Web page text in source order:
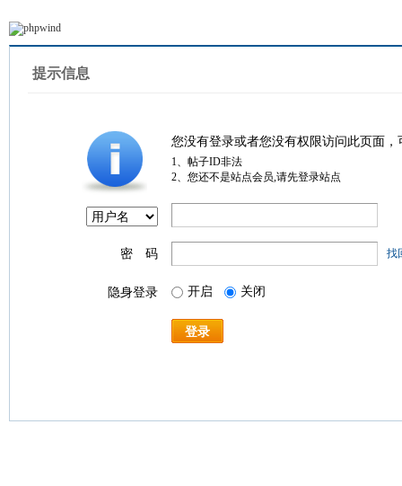
提示信息
您没有登录或者您没有权限访问此页面
1、帖子ID非法
2、您还不是站点会员,请先登录站点
密 码 找
隐身登录 开启 关闭
登录